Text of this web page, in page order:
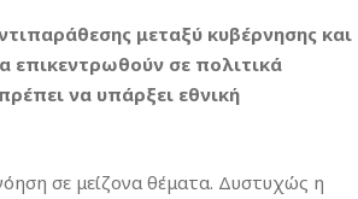
μεταξύ κυβέρνησης και
επικεντρωθούν σε πολιτικά
να υπάρξει εθνική
σε μείζονα θέματα. Δυστυχώς η